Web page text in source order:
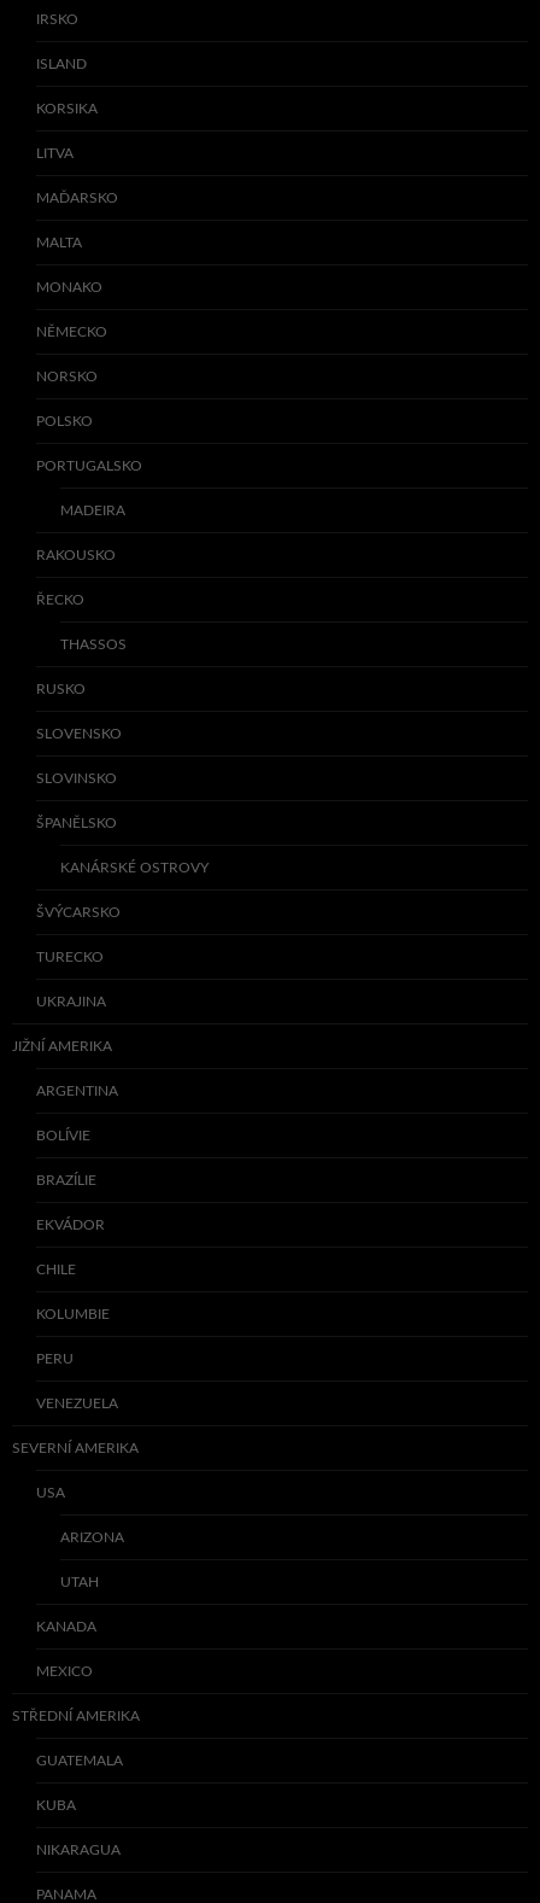
IRSKO
ISLAND
KORSIKA
LITVA
MAĎARSKO
MALTA
MONAKO
NĚMECKO
NORSKO
POLSKO
PORTUGALSKO
MADEIRA
RAKOUSKO
ŘECKO
THASSOS
RUSKO
SLOVENSKO
SLOVINSKO
ŠPANĚLSKO
KANÁRSKÉ OSTROVY
ŠVÝCARSKO
TURECKO
UKRAJINA
JIŽNÍ AMERIKA
ARGENTINA
BOLÍVIE
BRAZÍLIE
EKVÁDOR
CHILE
KOLUMBIE
PERU
VENEZUELA
SEVERNÍ AMERIKA
USA
ARIZONA
UTAH
KANADA
MEXICO
STŘEDNÍ AMERIKA
GUATEMALA
KUBA
NIKARAGUA
PANAMA